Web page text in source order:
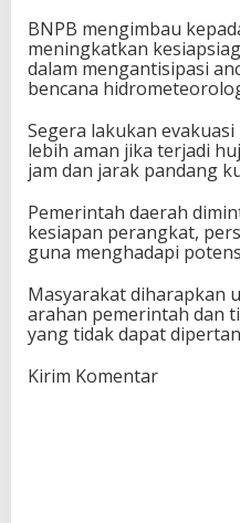
BNPB mengimbau
meningkatkan
dalam mengantisipasi
bencana
Segera lakukan
lebih aman jika terjadi
jam dan jarak pandang
Pemerintah daerah
kesiapan perangkat,
guna menghadapi
Masyarakat diharapkan
arahan pemerintah dan
yang tidak dapat
Kirim Komentar